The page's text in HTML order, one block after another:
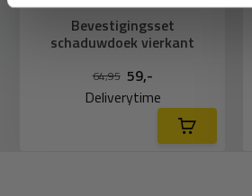
Bevestigingsset
schaduwdoek vierkant
64,95 59,-
Deliverytime